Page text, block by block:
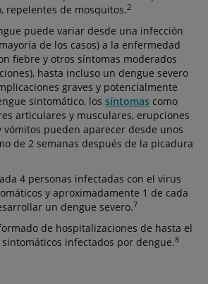
repelentes de mosquitos.2
puede variar desde una infección
de los casos) a la enfermedad
fiebre y otros síntomas moderados
hasta incluso un dengue severo
graves y potencialmente
sintomático, los síntomas como
articulares y musculares, erupciones
vómitos pueden aparecer desde unos
de 2 semanas después de la picadura
4 personas infectadas con el virus
y aproximadamente 1 de cada
un dengue severo.7
de hospitalizaciones de hasta el
infectados por dengue.8